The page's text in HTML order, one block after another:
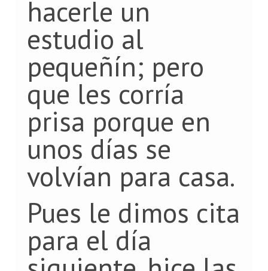
hacerle un
estudio al
pequeñín; pero
que les corría
prisa porque en
unos días se
volvían para casa.
Pues le dimos cita
para el día